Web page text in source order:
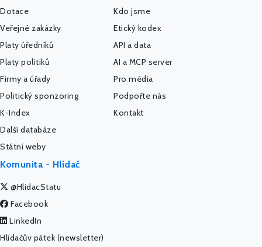
Dotace
Veřejné zakázky
Platy úředníků
Platy politiků
Firmy a úřady
Politický sponzoring
K-Index
Další databáze
Státní weby
Kdo jsme
Etický kodex
API a data
AI a MCP server
Pro média
Podpořte nás
Kontakt
Komunita - Hlídač
@HlidacStatu
Facebook
LinkedIn
Hlídačův pátek (newsletter)